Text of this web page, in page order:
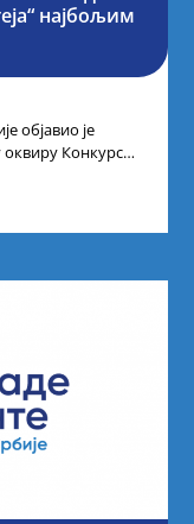
најбољим
објавио је
оквиру Конкурса